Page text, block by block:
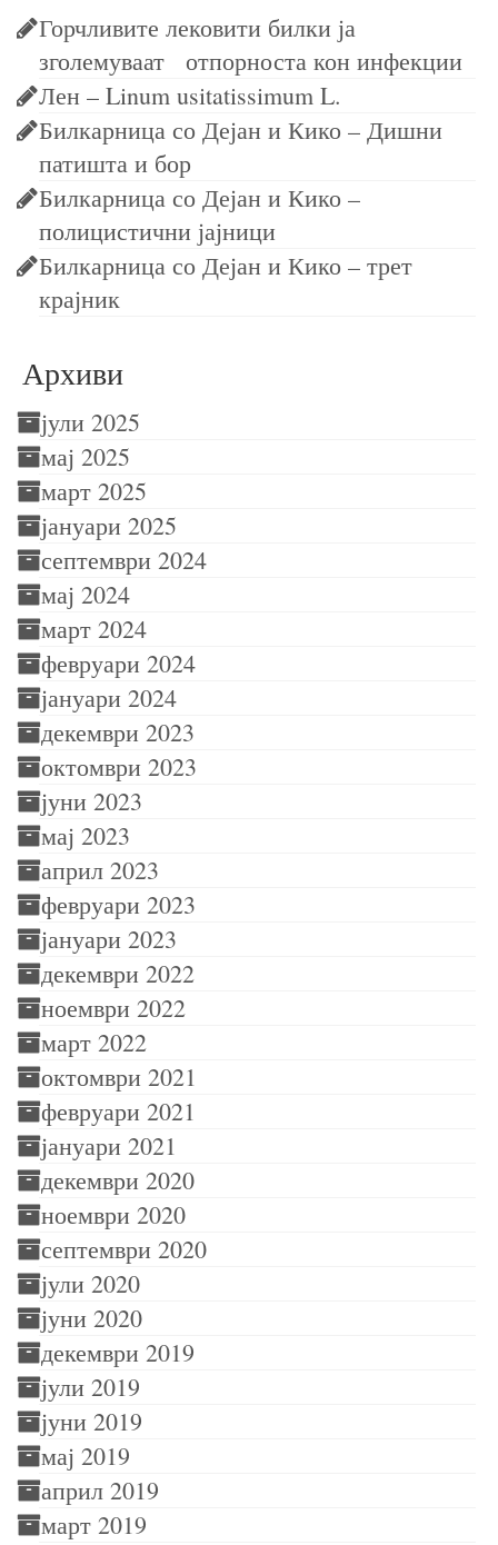
Горчливите лековити билки ја
зголемуваат отпорноста кон инфекции
Лен – Linum usitatissimum L.
Билкарница со Дејан и Кико – Дишни
патишта и бор
Билкарница со Дејан и Кико –
полицистични јајници
Билкарница со Дејан и Кико – трет
крајник
Архиви
јули 2025
мај 2025
март 2025
јануари 2025
септември 2024
мај 2024
март 2024
февруари 2024
јануари 2024
декември 2023
октомври 2023
јуни 2023
мај 2023
април 2023
февруари 2023
јануари 2023
декември 2022
ноември 2022
март 2022
октомври 2021
февруари 2021
јануари 2021
декември 2020
ноември 2020
септември 2020
јули 2020
јуни 2020
декември 2019
јули 2019
јуни 2019
мај 2019
април 2019
март 2019